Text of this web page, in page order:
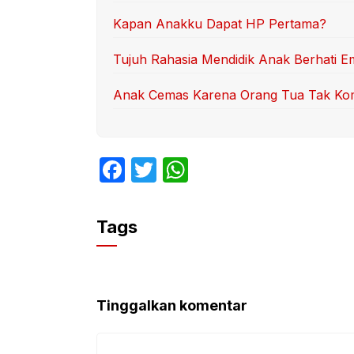
Kapan Anakku Dapat HP Pertama?
Tujuh Rahasia Mendidik Anak Berhati
Anak Cemas Karena Orang Tua Tak
F
c
e
o
o
T
p
p
Tags
Tinggalkan komentar